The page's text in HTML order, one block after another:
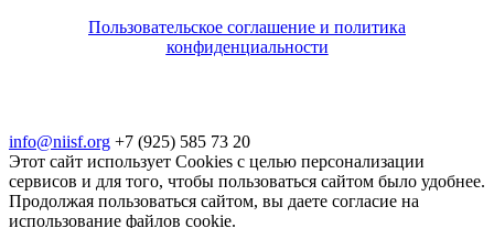
Пользовательское соглашение и политика
конфиденциальности
info@niisf.org +7 (925) 585 73 20
Этот сайт использует Cookies с целью персонализации
сервисов и для того, чтобы пользоваться сайтом было удобнее.
Продолжая пользоваться сайтом, вы даете согласие на
использование файлов cookie.